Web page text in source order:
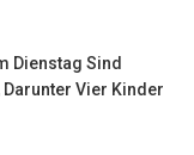
Dienstag Sind
Vier Kinder